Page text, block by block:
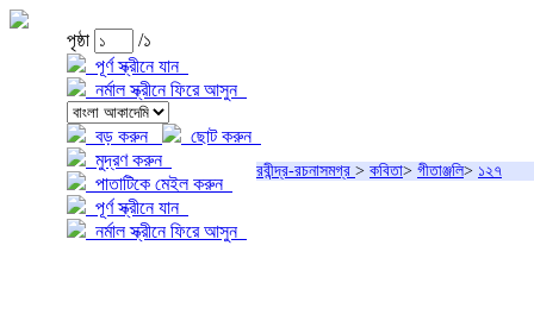
পৃষ্ঠা
/১
পূর্ণ স্ক্রীনে যান
নর্মাল স্ক্রীনে ফিরে আসুন
বড় করুন
ছোট করুন
মুদ্রণ করুন
পাতাটিকে মেইল করুন
পূর্ণ স্ক্রীনে যান
নর্মাল স্ক্রীনে ফিরে আসুন
রবীন্দ্র-রচনাসমগ্র > কবিতা> গীতাঞ্জলি> ১২৭